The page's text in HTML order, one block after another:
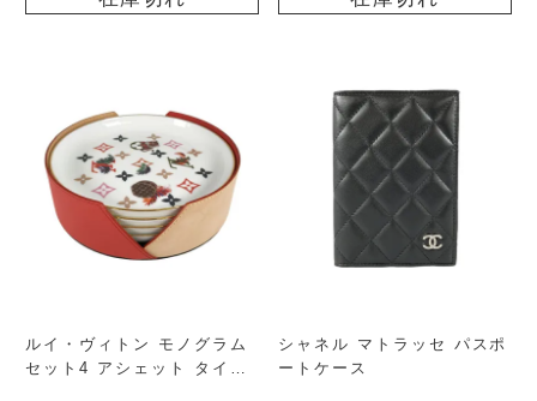
ルイ・ヴィトン モノグラム
セット4 アシェット タイガ
シャネル マトラッセ パスポ
ートケース